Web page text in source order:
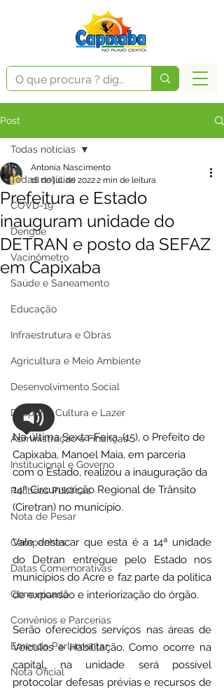
Post
Todas notícias
COVD-19
Dengue
Vacinômetro
Saúde e Saneamento
Educação
Infraestrutura e Obras
Agricultura e Meio Ambiente
Desenvolvimento Social
Desporto Cultura e Lazer
Administração e Finanças
Institucional e Governo
Políticas Públicas
Nota de Pesar
Campanhas
Datas Comemorativas
Comunicado
Convênios e Parcerias
Emenda Parlamentar
Nota Oficial
Todas notícias
Prefeitura e Estado
inauguram unidade do
DETRAN e posto da SEFAZ
em Capixaba
Antonia Nascimento
18 de jul. de 20222 min de leitura
Na última Sexta-Feira, (15), o Prefeito de
Capixaba, Manoel Maia, em parceria
com o Estado, realizou a inauguração da
14ª Circunscrição Regional de Trânsito
(Ciretran) no município.
Vale destacar que esta é a 14ª unidade
do Detran entregue pelo Estado nos
municípios do Acre e faz parte da política
de expansão e interiorização do órgão.
Serão oferecidos serviços nas áreas de
Veículos e Habilitação. Como ocorre na
capital, na unidade será possível
protocolar defesas prévias e recursos de